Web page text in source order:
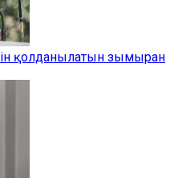
қолданылатын зымыран